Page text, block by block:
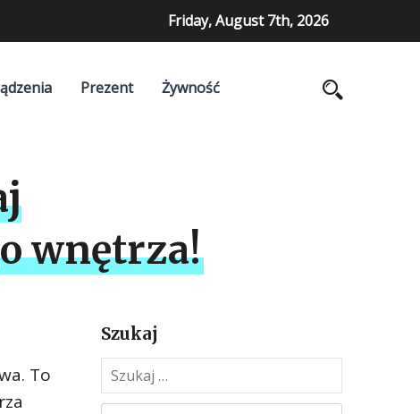
Friday, August 7th, 2026
Prezent Żywność
wnętrza!
To
Szukaj
z